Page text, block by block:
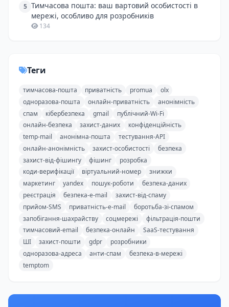
5 Тимчасова пошта: ваш вартовий особистості в
мережі, особливо для розробників
134
Теги
тимчасова-пошта приватність promua
olx
одноразова-пошта
онлайн-приватність
анонімність
спам
кібербезпека gmail
публічний-Wi-Fi
онлайн-безпека
захист-даних
конфіденційність
temp-mail
анонімна-пошта
тестування-API
онлайн-анонімність
захист-особистості
безпека
захист-від-фішингу
фішинг
розробка
коди-верифікації
віртуальний-номер
знижки
маркетинг
yandex пошук-роботи
безпека-даних
реєстрація
безпека-e-mail
захист-від-спаму
прийом-SMS
приватність-e-mail
боротьба-зі-спамом
запобігання-шахрайству
соцмережі
фільтрація-пошти
тимчасовий-email
безпека-онлайн
SaaS-тестування
ШІ
захист-пошти gdpr
розробники
одноразова-адреса
анти-спам
безпека-в-мережі
temptom